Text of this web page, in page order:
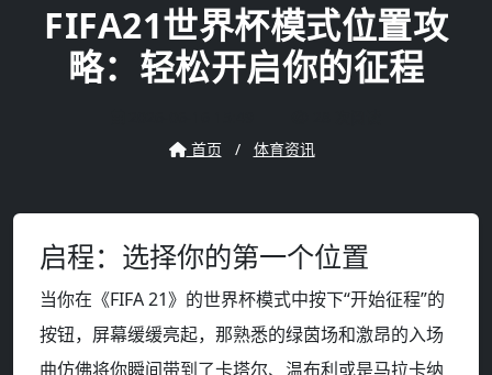
FIFA21世界杯模式位置攻
略：轻松开启你的征程
首页
/ 体育资讯
启程：选择你的第一个位置
当你在《FIFA 21》的世界杯模式中按下“开始征程”的
按钮，屏幕缓缓亮起，那熟悉的绿茵场和激昂的入场
曲仿佛将你瞬间带到了卡塔尔、温布利或是马拉卡纳